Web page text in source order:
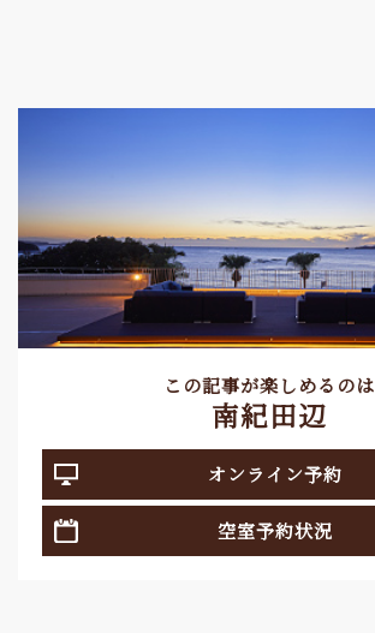
この記事が楽しめるのは
南紀田辺
オンライン予約
空室予約状況